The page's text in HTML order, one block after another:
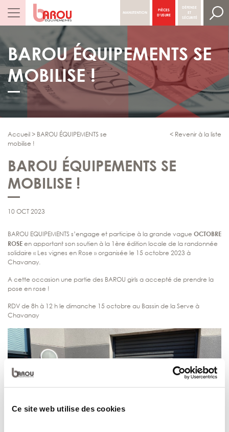
Ce site web utilise des cookies
NAVIGATION PRINCIPALEMANUTENTION
PIÈCES
D’USURE
DÉFENSE
ET
SÉCURITÉ
BAROU ÉQUIPEMENTS SE
MOBILISE !
Accueil> BAROU ÉQUIPEMENTS se
mobilise !
< Revenir à la liste
BAROU ÉQUIPEMENTS SE
MOBILISE !
10 OCT 2023
BAROU EQUIPEMENTS s’engage et participe à la grande vague OCTOBRE
ROSEen apportant son soutien à la 1ère édition locale de la randonnée
solidaire « Les vignes en Rose » organisée le 15 octobre 2023 à
Chavanay.
A cette occasion une partie des BAROU girls a accepté de prendre la
pose en rose !
RDV de 8h à 12 h le dimanche 15 octobre au Bassin de la Serve à
Chavanay